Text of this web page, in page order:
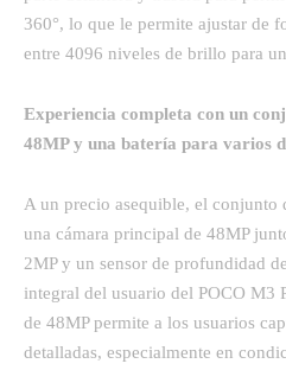
360°, lo que le permite ajustar de
entre 4096 niveles de brillo para
Experiencia completa con un
48MP y una batería para varios
A un precio asequible, el conjunto
una cámara principal de 48MP
2MP y un sensor de profundidad
integral del usuario del POCO M3
de 48MP permite a los usuarios
detalladas, especialmente en